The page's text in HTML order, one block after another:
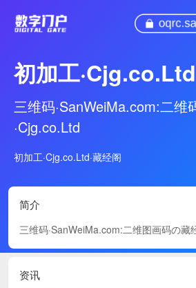
初加工
三维码·SanWeiMa.com:二维
·Cjg.co.Ltd
初加工·Cjg.co.Ltd·藏经阁
简介
三维码·SanWeiMa.com:二维图画码の藏
资讯